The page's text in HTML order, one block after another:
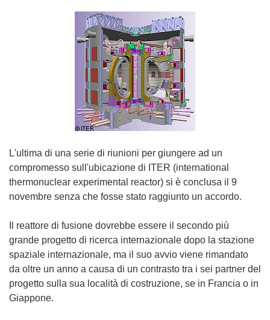
L'ultima di una serie di riunioni per giungere ad un
compromesso sull'ubicazione di ITER (international
thermonuclear experimental reactor) si è conclusa il 9
novembre senza che fosse stato raggiunto un accordo.
Il reattore di fusione dovrebbe essere il secondo più
grande progetto di ricerca internazionale dopo la stazione
spaziale internazionale, ma il suo avvio viene rimandato
da oltre un anno a causa di un contrasto tra i sei partner del
progetto sulla sua località di costruzione, se in Francia o in
Giappone.